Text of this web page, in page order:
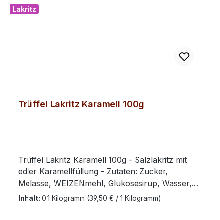
Lakritz
Trüffel Lakritz Karamell 100g
Trüffel Lakritz Karamell 100g - Salzlakritz mit
edler Karamellfüllung - Zutaten: Zucker,
Melasse, WEIZENmehl, Glukosesirup, Wasser,
Süßholzwurzelextrakt, Salmiaksalz, modifizierte
Inhalt: 0.1 Kilogramm (39,50 € / 1 Kilogramm)